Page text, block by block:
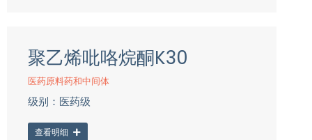
聚乙烯吡咯烷酮K30
医药原料药和中间体
级别：医药级
查看明细